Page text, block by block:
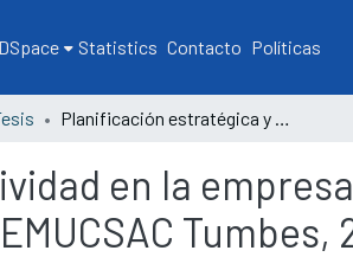
Statistics Contacto Políticas
Planificación estratégica y productividad en la empresa municipal urbanizadora y constructora SAC – EMUCSAC Tumbes, 2022
en la
Tumbes,